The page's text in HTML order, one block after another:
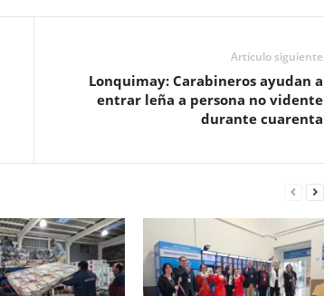
Artículo siguiente
Lonquimay: Carabineros ayudan a
entrar leña a persona no vidente
durante cuarenta